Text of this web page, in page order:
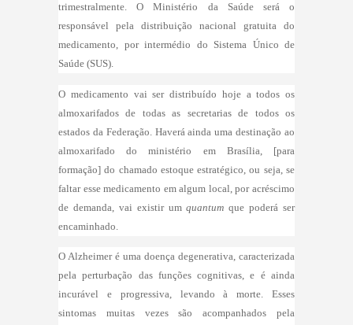
trimestralmente. O Ministério da Saúde será o
responsável pela distribuição nacional gratuita do
medicamento, por intermédio do Sistema Único de
Saúde (SUS).
O medicamento vai ser distribuído hoje a todos os
almoxarifados de todas as secretarias de todos os
estados da Federação. Haverá ainda uma destinação ao
almoxarifado do ministério em Brasília, [para
formação] do chamado estoque estratégico, ou seja, se
faltar esse medicamento em algum local, por acréscimo
de demanda, vai existir um quantum que poderá ser
encaminhado.
O Alzheimer é uma doença degenerativa, caracterizada
pela perturbação das funções cognitivas, e é ainda
incurável e progressiva, levando à morte. Esses
sintomas muitas vezes são acompanhados pela